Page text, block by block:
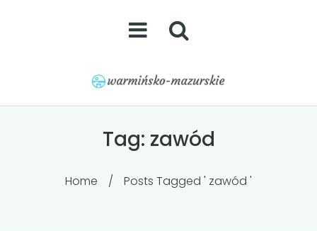
Tag: zawód
Home / Posts Tagged ' zawód '